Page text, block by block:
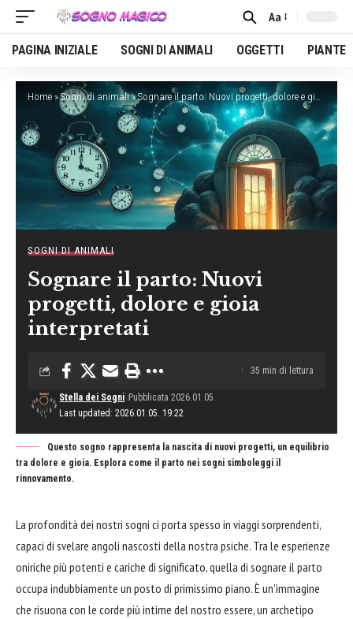
Font
Resizer
Aa
PAGINA INIZIALE SOGNI DI ANIMALI OGGETTI PIANTE
Home »Sogni di animali»Sognare il parto: Nuovi progetti, dolore e gioia interpretati
SOGNI DI ANIMALI
Sognare il parto: Nuovi
progetti, dolore e gioia
interpretati
Last updated: 2026.01.05. 19:22
Stella dei Sogni Pubblicata 2026.01.05.
35 min di lettura
Questo sogno rappresenta la nascita di nuovi progetti, un equilibrio
tra dolore e gioia. Esplora come il parto nei sogni simboleggi il
rinnovamento.
La profondità dei nostri sogni ci porta spesso in viaggi sorprendenti,
capaci di svelare angoli nascosti della nostra psiche. Tra le esperienze
oniriche più potenti e cariche di significato, quella di sognare il parto
occupa indubbiamente un posto di primissimo piano. È un'immagine
che risuona con le corde più intime del nostro essere, un archetipo